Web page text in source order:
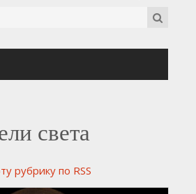
света
рубрику по RSS